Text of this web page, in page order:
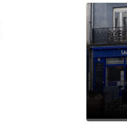
Lecteur audio